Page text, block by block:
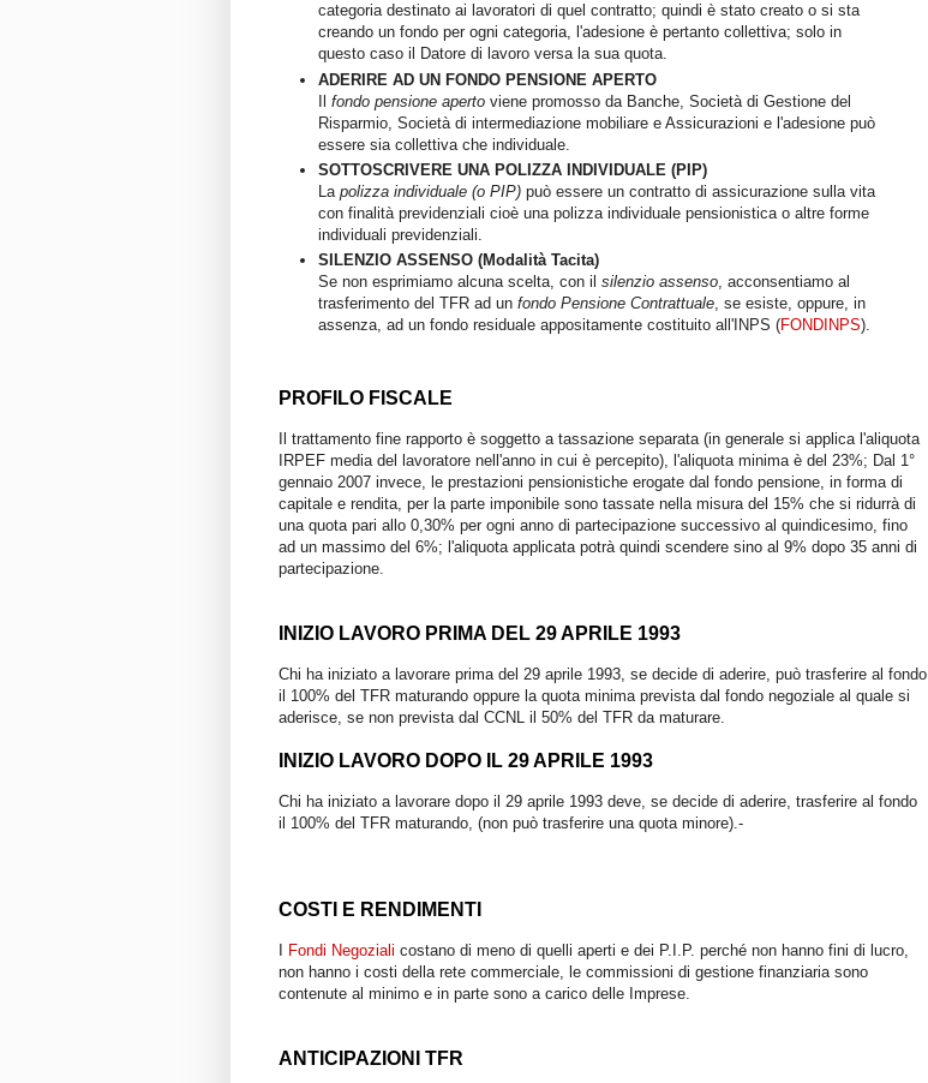
categoria destinato ai lavoratori di quel contratto; quindi è stato creato o si sta
creando un fondo per ogni categoria, l'adesione è pertanto collettiva; solo in
questo caso il Datore di lavoro versa la sua quota.
ADERIRE AD UN FONDO PENSIONE APERTO
Il fondo pensione aperto viene promosso da Banche, Società di Gestione del
Risparmio, Società di intermediazione mobiliare e Assicurazioni e l'adesione può
essere sia collettiva che individuale.
SOTTOSCRIVERE UNA POLIZZA INDIVIDUALE (PIP)
La polizza individuale (o PIP) può essere un contratto di assicurazione sulla vita
con finalità previdenziali cioè una polizza individuale pensionistica o altre forme
individuali previdenziali.
SILENZIO ASSENSO (Modalità Tacita)
Se non esprimiamo alcuna scelta, con il silenzio assenso, acconsentiamo al
trasferimento del TFR ad un fondo Pensione Contrattuale, se esiste, oppure, in
assenza, ad un fondo residuale appositamente costituito all'INPS (FONDINPS).
PROFILO FISCALE
Il trattamento fine rapporto è soggetto a tassazione separata (in generale si applica l'aliquota
IRPEF media del lavoratore nell'anno in cui è percepito), l'aliquota minima è del 23%; Dal 1°
gennaio 2007 invece, le prestazioni pensionistiche erogate dal fondo pensione, in forma di
capitale e rendita, per la parte imponibile sono tassate nella misura del 15% che si ridurrà di
una quota pari allo 0,30% per ogni anno di partecipazione successivo al quindicesimo, fino
ad un massimo del 6%; l'aliquota applicata potrà quindi scendere sino al 9% dopo 35 anni di
partecipazione.
INIZIO LAVORO PRIMA DEL 29 APRILE 1993
Chi ha iniziato a lavorare prima del 29 aprile 1993, se decide di aderire, può trasferire al fondo
il 100% del TFR maturando oppure la quota minima prevista dal fondo negoziale al quale si
aderisce, se non prevista dal CCNL il 50% del TFR da maturare.
INIZIO LAVORO DOPO IL 29 APRILE 1993
Chi ha iniziato a lavorare dopo il 29 aprile 1993 deve, se decide di aderire, trasferire al fondo
il 100% del TFR maturando, (non può trasferire una quota minore).-
COSTI E RENDIMENTI
Fondi Negoziali costano di meno di quelli aperti e dei P.I.P. perché non hanno fini di lucro,
non hanno i costi della rete commerciale, le commissioni di gestione finanziaria sono
contenute al minimo e in parte sono a carico delle Imprese.
ANTICIPAZIONI TFR